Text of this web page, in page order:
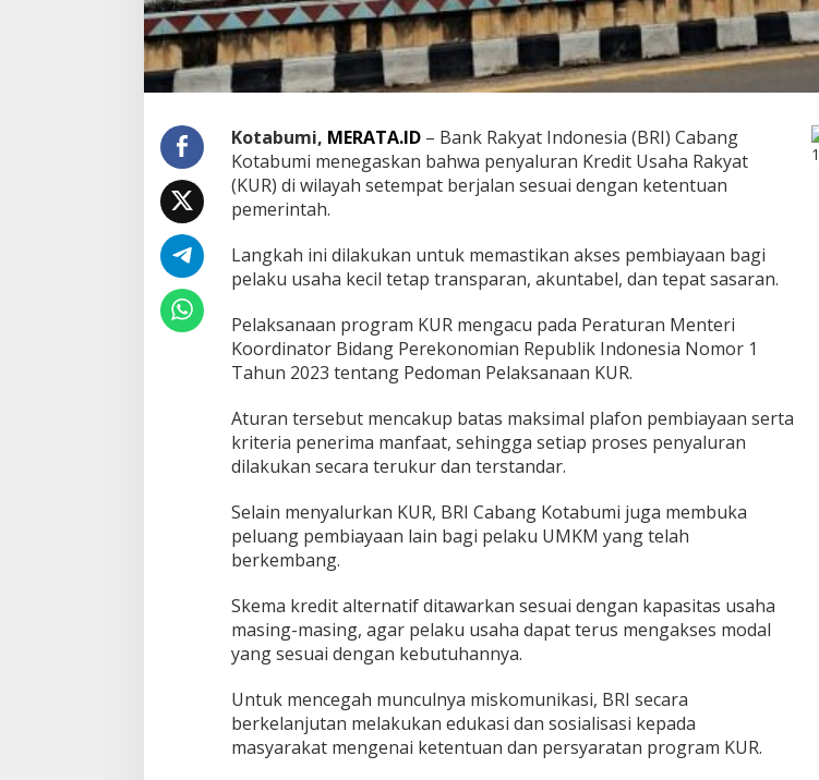
P
r
o
U
M
Kotabumi, MERATA.ID– Bank Rakyat Indonesia (BRI) Cabang
Kotabumi menegaskan bahwa penyaluran Kredit Usaha Rakyat
(KUR) di wilayah setempat berjalan sesuai dengan ketentuan
pemerintah.
Langkah ini dilakukan untuk memastikan akses pembiayaan bagi
pelaku usaha kecil tetap transparan, akuntabel, dan tepat sasaran.
Pelaksanaan program KUR mengacu pada Peraturan Menteri
Koordinator Bidang Perekonomian Republik Indonesia Nomor 1
Tahun 2023 tentang Pedoman Pelaksanaan KUR.
Aturan tersebut mencakup batas maksimal plafon pembiayaan serta
kriteria penerima manfaat, sehingga setiap proses penyaluran
dilakukan secara terukur dan terstandar.
Selain menyalurkan KUR, BRI Cabang Kotabumi juga membuka
peluang pembiayaan lain bagi pelaku UMKM yang telah
berkembang.
Skema kredit alternatif ditawarkan sesuai dengan kapasitas usaha
masing-masing, agar pelaku usaha dapat terus mengakses modal
yang sesuai dengan kebutuhannya.
Untuk mencegah munculnya miskomunikasi, BRI secara
berkelanjutan melakukan edukasi dan sosialisasi kepada
masyarakat mengenai ketentuan dan persyaratan program KUR.